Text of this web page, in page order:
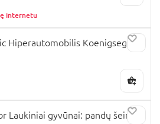
internetu
Hiperautomobilis Koenigsegg
Laukiniai gyvūnai: pandų šeima